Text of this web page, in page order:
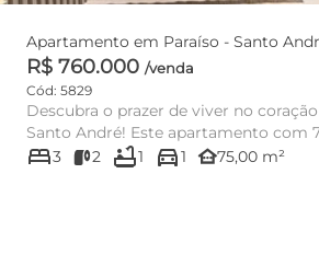
Apartamento em Paraíso - Santo
R$ 760.000 /venda
Cód: 5829
Descubra o prazer de viver no
Santo André! Este apartamento com
está situad...
bed3 2 bathtub1 directions_car1 other_houses75,00 m²